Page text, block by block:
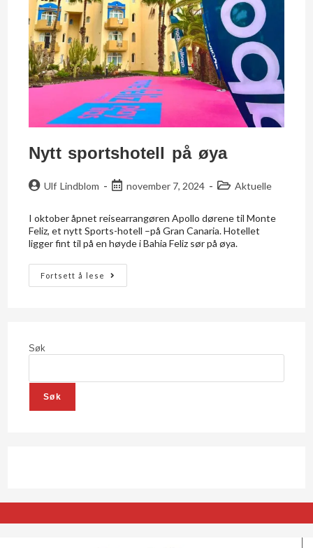
Nytt sportshotell på øya
Ulf Lindblom november 7, 2024 Aktuelle
I oktober åpnet reisearrangøren Apollo dørene til Monte
Feliz, et nytt Sports-hotell –på Gran Canaria. Hotellet
ligger fint til på en høyde i Bahia Feliz sør på øya.
Fortsett å lese
Søk
Søk